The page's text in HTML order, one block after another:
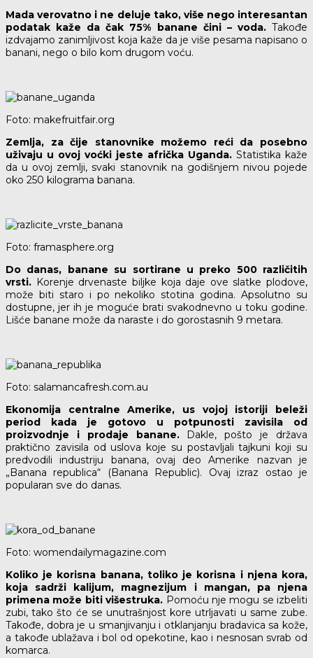
Mada verovatno i ne deluje tako, više nego interesantan
podatak kaže da čak 75% banane čini – voda. Takođe
izdvajamo zanimljivost koja kaže da je više pesama napisano o
banani, nego o bilo kom drugom voću.
Foto: makefruitfair.org
Zemlja, za čije stanovnike možemo reći da posebno
uživaju u ovoj voćki jeste afrička Uganda. Statistika kaže
da u ovoj zemlji, svaki stanovnik na godišnjem nivou pojede
oko 250 kilograma banana.
Foto: framasphere.org
Do danas, banane su sortirane u preko 500 različitih
vrsti. Korenje drvenaste biljke koja daje ove slatke plodove,
može biti staro i po nekoliko stotina godina. Apsolutno su
dostupne, jer ih je moguće brati svakodnevno u toku godine.
Lišće banane može da naraste i do gorostasnih 9 metara.
Foto: salamancafresh.com.au
Ekonomija centralne Amerike, us vojoj istoriji beleži
period kada je gotovo u potpunosti zavisila od
proizvodnje i prodaje banane.
Dakle, pošto je država
praktično zavisila od uslova koje su postavljali tajkuni koji su
predvodili industriju banana, ovaj deo Amerike nazvan je
„Banana republica“ (Banana Republic). Ovaj izraz ostao je
popularan sve do danas.
Foto: womendailymagazine.com
Koliko je korisna banana, toliko je korisna i njena kora,
koja sadrži kalijum, magnezijum i mangan, pa njena
primena može biti višestruka. Pomoću nje mogu se izbeliti
zubi, tako što će se unutrašnjost kore utrljavati u same zube.
Takođe, dobra je u smanjivanju i otklanjanju bradavica sa kože,
a takođe ublažava i bol od opekotine, kao i nesnosan svrab od
komarca.